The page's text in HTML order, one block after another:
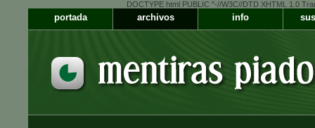
DOCTYPE html PUBLIC "-//W3C//DTD XHTML 1.0
portada archivos info